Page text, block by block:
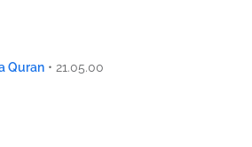
Quran • 21.05.00